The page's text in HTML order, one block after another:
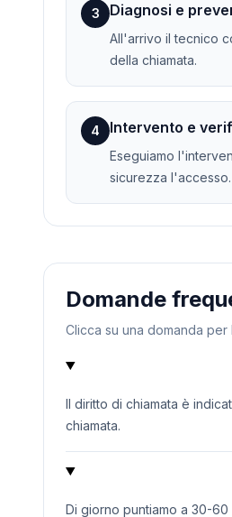
3 Diagnosi e
All'arrivo il tecnico
della chiamata.
4 Intervento e
Eseguiamo
sicurezza l'accesso.
Domande
Clicca su una domanda
Il diritto di chiamata è
chiamata.
Di giorno puntiamo a 30-